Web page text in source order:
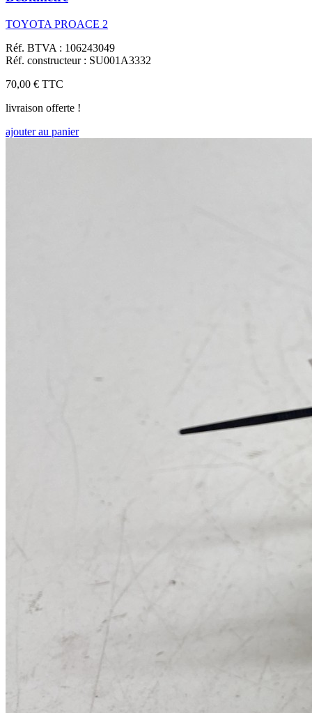
TOYOTA PROACE 2
Réf. BTVA : 106243049
Réf. constructeur : SU001A3332
70,00 € TTC
livraison offerte !
ajouter au panier